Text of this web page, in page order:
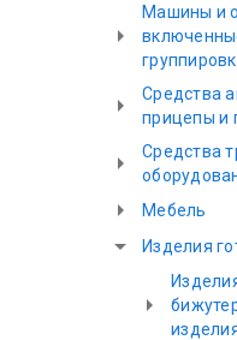
Машины и
Средства
прицепы и
Средства
Мебель
Изделия